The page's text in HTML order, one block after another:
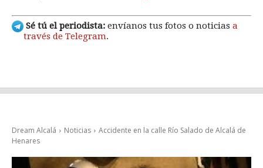
Sé tú el periodista: envíanos tus fotos o noticias a
través de Telegram.